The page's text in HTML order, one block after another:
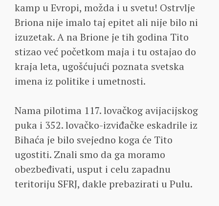
kamp u Evropi, možda i u svetu! Ostrvlje
Briona nije imalo taj epitet ali nije bilo ni
izuzetak. A na Brione je tih godina Tito
stizao već početkom maja i tu ostajao do
kraja leta, ugošćujući poznata svetska
imena iz politike i umetnosti.
Nama pilotima 117. lovačkog avijacijskog
puka i 352. lovačko-izviđačke eskadrile iz
Bihaća je bilo svejedno koga će Tito
ugostiti. Znali smo da ga moramo
obezbeđivati, usput i celu zapadnu
teritoriju SFRJ, dakle prebazirati u Pulu.